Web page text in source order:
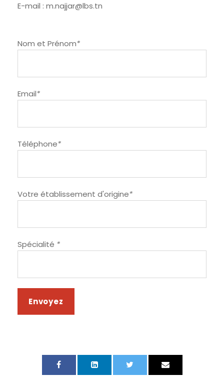
E-mail : m.najjar@lbs.tn
Nom et Prénom*
Email*
Téléphone*
Votre établissement d'origine*
Spécialité *